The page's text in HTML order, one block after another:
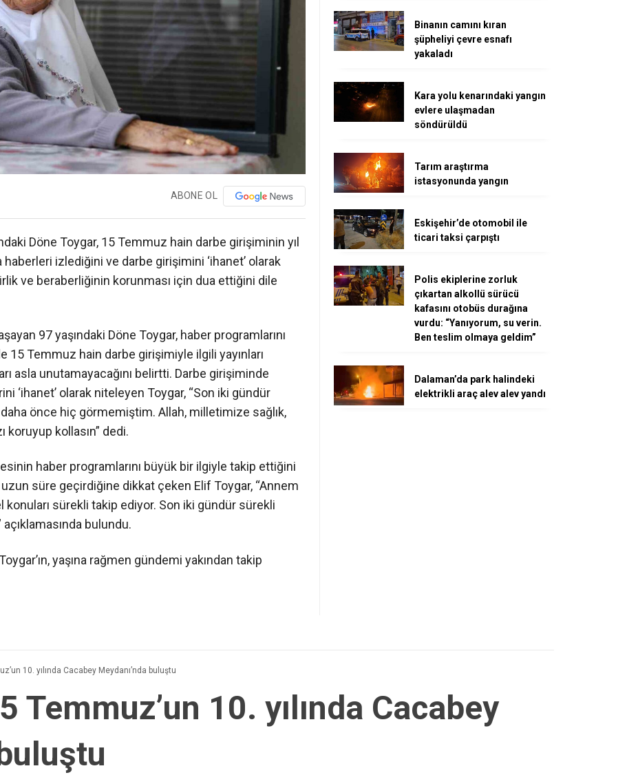
ABONE OL
Döne Toygar, 15 Temmuz hain darbe girişiminin yıl
izlediğini ve darbe girişimini ‘ihanet’ olarak
ve beraberliğinin korunması için dua ettiğini dile
97 yaşındaki Döne Toygar, haber programlarını
15 Temmuz hain darbe girişimiyle ilgili yayınları
asla unutamayacağını belirtti. Darbe girişiminde
‘ihanet’ olarak niteleyen Toygar, “Son iki gündür
önce hiç görmemiştim. Allah, milletimize sağlık,
koruyup kollasın” dedi.
haber programlarını büyük bir ilgiyle takip ettiğini
süre geçirdiğine dikkat çeken Elif Toygar, “Annem
sürekli takip ediyor. Son iki gündür sürekli
bulundu.
yaşına rağmen gündemi yakından takip
Binanın camını kıran
şüpheliyi çevre esnafı
yakaladı
Kara yolu kenarındaki yangın
evlere ulaşmadan
söndürüldü
Tarım araştırma
istasyonunda yangın
Eskişehir’de otomobil ile
ticari taksi çarpıştı
Polis ekiplerine zorluk
çıkartan alkollü sürücü
kafasını otobüs durağına
vurdu: “Yanıyorum, su verin.
Ben teslim olmaya geldim”
Dalaman’da park halindeki
elektrikli araç alev alev yandı
10. yılında Cacabey Meydanı’nda buluştu
Temmuz’un 10. yılında Cacabey